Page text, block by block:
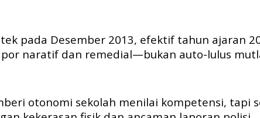
pada Desember 2013, efektif tahun ajaran
naratif dan remedial—bukan auto-lulus
otonomi sekolah menilai kompetensi, tapi